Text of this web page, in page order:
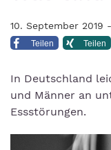
10. September 2019 -
Teilen Teilen
In Deutschland
und Männer an
Essstörungen.